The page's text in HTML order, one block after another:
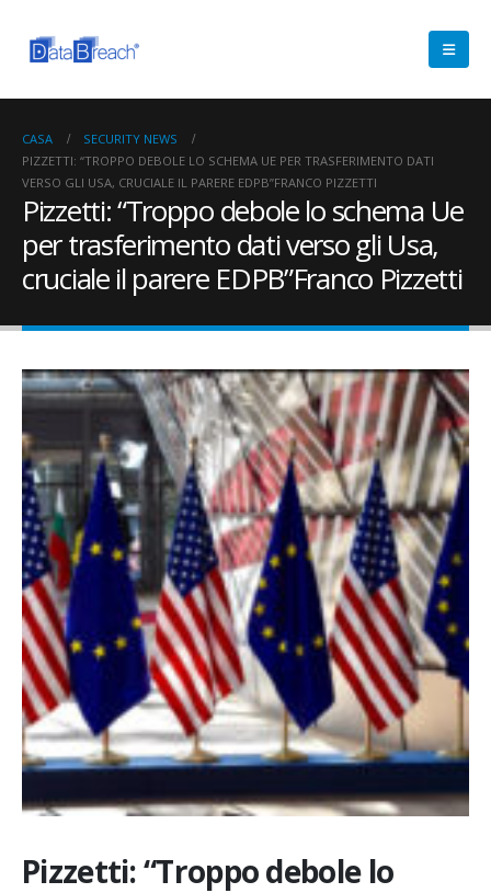
CASA
SECURITY NEWS
PIZZETTI: “TROPPO DEBOLE LO SCHEMA UE PER TRASFERIMENTO DATI
VERSO GLI USA, CRUCIALE IL PARERE EDPB”FRANCO PIZZETTI
Pizzetti: “Troppo debole lo schema Ue
per trasferimento dati verso gli Usa,
cruciale il parere EDPB”Franco Pizzetti
Pizzetti: “Troppo debole lo